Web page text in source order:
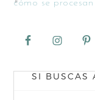
cómo se
SI BUSCAS